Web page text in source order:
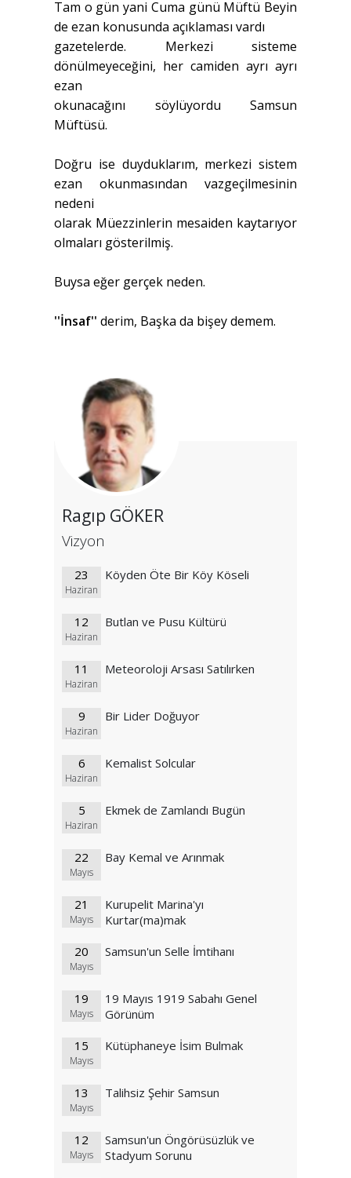
Tam o gün yani Cuma günü Müftü Beyin
de ezan konusunda açıklaması vardı
gazetelerde. Merkezi sisteme
dönülmeyeceğini, her camiden ayrı ayrı
ezan
okunacağını söylüyordu Samsun
Müftüsü.
Doğru ise duyduklarım, merkezi sistem
ezan okunmasından vazgeçilmesinin
nedeni
olarak Müezzinlerin mesaiden kaytarıyor
olmaları gösterilmiş.
Buysa eğer gerçek neden.
''İnsaf'' derim, Başka da bişey demem.
Ragıp GÖKER
Vizyon
23
Haziran
Köyden Öte Bir Köy Köseli
12
Haziran
Butlan ve Pusu Kültürü
11
Haziran
Meteoroloji Arsası Satılırken
9
Haziran
Bir Lider Doğuyor
6
Haziran
Kemalist Solcular
5
Haziran
Ekmek de Zamlandı Bugün
22
Mayıs
Bay Kemal ve Arınmak
21
Mayıs
Kurupelit Marina'yı
Kurtar(ma)mak
20
Mayıs
Samsun'un Selle İmtihanı
19
Mayıs
19 Mayıs 1919 Sabahı Genel
Görünüm
15
Mayıs
Kütüphaneye İsim Bulmak
13
Mayıs
Talihsiz Şehir Samsun
12
Mayıs
Samsun'un Öngörüsüzlük ve
Stadyum Sorunu